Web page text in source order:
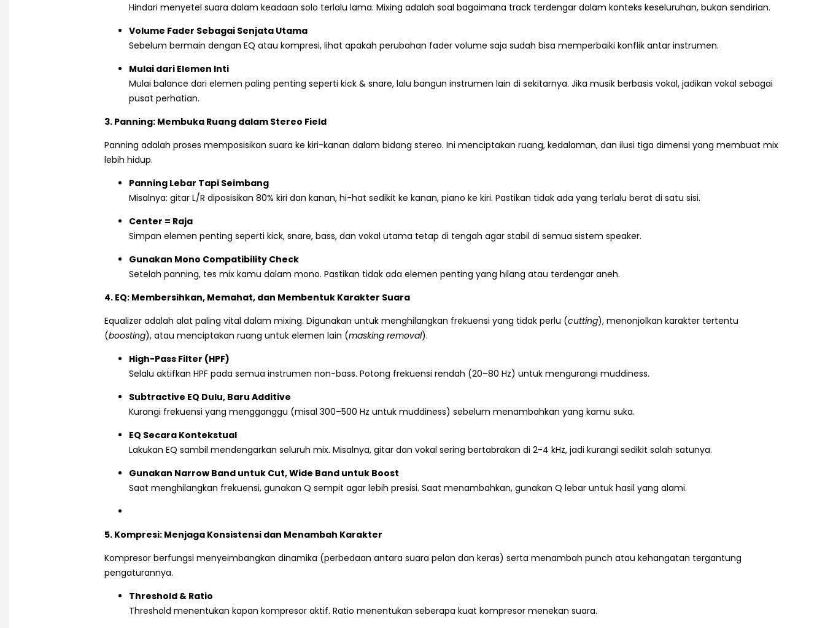
Hindari menyetel suara dalam keadaan solo terlalu lama. Mixing adalah soal bagaimana track terdengar dalam konteks keseluruhan, bukan sendirian.
Volume Fader Sebagai Senjata Utama
Sebelum bermain dengan EQ atau kompresi, lihat apakah perubahan fader volume saja sudah bisa memperbaiki konflik antar instrumen.
Mulai dari Elemen Inti
Mulai balance dari elemen paling penting seperti kick & snare, lalu bangun instrumen lain di sekitarnya. Jika musik berbasis vokal, jadikan vokal sebagai
pusat perhatian.
3. Panning: Membuka Ruang dalam Stereo Field
Panning adalah proses memposisikan suara ke kiri-kanan dalam bidang stereo. Ini menciptakan ruang, kedalaman, dan ilusi tiga dimensi yang membuat mix
lebih hidup.
Panning Lebar Tapi Seimbang
Misalnya: gitar L/R diposisikan 80% kiri dan kanan, hi-hat sedikit ke kanan, piano ke kiri. Pastikan tidak ada yang terlalu berat di satu sisi.
Center = Raja
Simpan elemen penting seperti kick, snare, bass, dan vokal utama tetap di tengah agar stabil di semua sistem speaker.
Gunakan Mono Compatibility Check
Setelah panning, tes mix kamu dalam mono. Pastikan tidak ada elemen penting yang hilang atau terdengar aneh.
4. EQ: Membersihkan, Memahat, dan Membentuk Karakter Suara
Equalizer adalah alat paling vital dalam mixing. Digunakan untuk menghilangkan frekuensi yang tidak perlu (cutting), menonjolkan karakter tertentu
(boosting), atau menciptakan ruang untuk elemen lain (masking removal).
High-Pass Filter (HPF)
Selalu aktifkan HPF pada semua instrumen non-bass. Potong frekuensi rendah (20–80 Hz) untuk mengurangi muddiness.
Subtractive EQ Dulu, Baru Additive
Kurangi frekuensi yang mengganggu (misal 300–500 Hz untuk muddiness) sebelum menambahkan yang kamu suka.
EQ Secara Kontekstual
Lakukan EQ sambil mendengarkan seluruh mix. Misalnya, gitar dan vokal sering bertabrakan di 2-4 kHz, jadi kurangi sedikit salah satunya.
Gunakan Narrow Band untuk Cut, Wide Band untuk Boost
Saat menghilangkan frekuensi, gunakan Q sempit agar lebih presisi. Saat menambahkan, gunakan Q lebar untuk hasil yang alami.
5. Kompresi: Menjaga Konsistensi dan Menambah Karakter
Kompresor berfungsi menyeimbangkan dinamika (perbedaan antara suara pelan dan keras) serta menambah punch atau kehangatan tergantung
pengaturannya.
Threshold & Ratio
Threshold menentukan kapan kompresor aktif. Ratio menentukan seberapa kuat kompresor menekan suara.